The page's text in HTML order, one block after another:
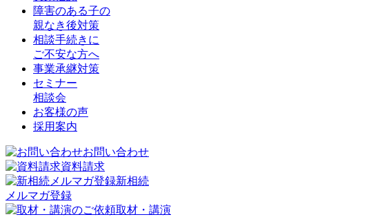
障害のある子の
親なき後対策
相談手続きに
ご不安な方へ
事業承継対策
セミナー
相談会
お客様の声
採用案内
お問い合わせ
資料請求
新相続
メルマガ登録
取材・講演